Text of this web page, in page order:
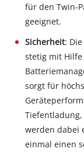
für den Twin-
geeignet.
Sicherheit:
stetig mit Hilfe
sorgt für
werden dabei
einmal einen